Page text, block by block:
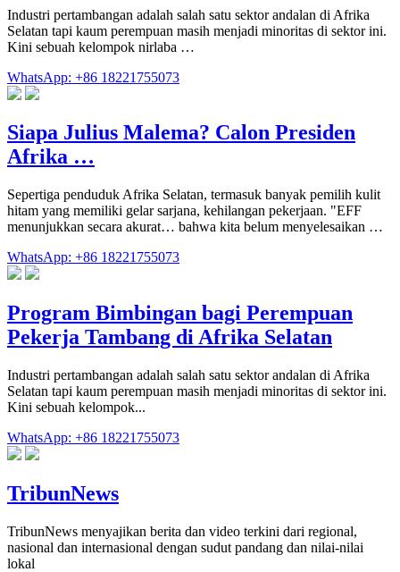
Industri pertambangan adalah salah satu sektor andalan di Afrika
Selatan tapi kaum perempuan masih menjadi minoritas di sektor ini.
Kini sebuah kelompok nirlaba …
WhatsApp: +86 18221755073
Siapa Julius Malema? Calon Presiden
Afrika …
Sepertiga penduduk Afrika Selatan, termasuk banyak pemilih kulit
hitam yang memiliki gelar sarjana, kehilangan pekerjaan. "EFF
menunjukkan secara akurat… bahwa kita belum menyelesaikan …
WhatsApp: +86 18221755073
Program Bimbingan bagi Perempuan
Pekerja Tambang di Afrika Selatan
Industri pertambangan adalah salah satu sektor andalan di Afrika
Selatan tapi kaum perempuan masih menjadi minoritas di sektor ini.
Kini sebuah kelompok...
WhatsApp: +86 18221755073
TribunNews
TribunNews menyajikan berita dan video terkini dari regional,
nasional dan internasional dengan sudut pandang dan nilai-nilai
lokal